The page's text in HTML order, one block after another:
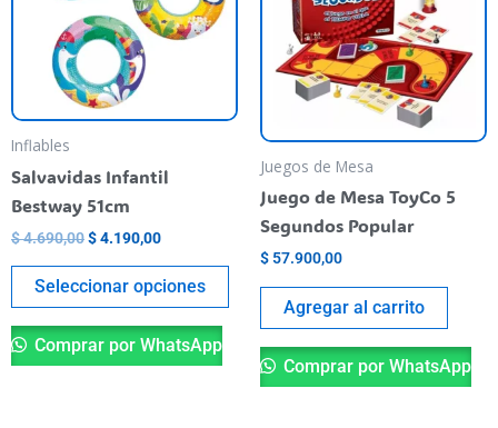
Inflables
Salvavidas Infantil
Bestway 51cm
$4.690,00$4.190,00
Seleccionar opciones
variantes.
opciones
se
pueden
elegir
página
producto
Comprar por WhatsApp
Juegos de Mesa
Juego de Mesa ToyCo 5
Segundos Popular
$ 57.900,00
Agregar al carrito
Comprar por WhatsApp